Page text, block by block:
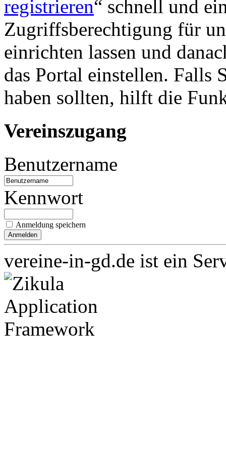
registrieren“ schnell und
Zugriffsberechtigung für
einrichten lassen und
das Portal einstellen. Falls
haben sollten, hilft die
Vereinszugang
Benutzername
Kennwort
Anmeldung speichern
vereine-in-gd.de ist ein